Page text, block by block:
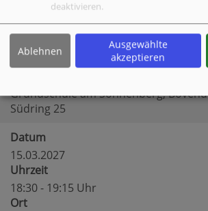
08.03.2027
Grundschule am Sonnenberg,
Südring 25
Datum
15.03.2027
Uhrzeit
18:30 - 19:15 Uhr
Ort
deaktivieren.
Ablehnen
Ausgewählte
akzeptieren